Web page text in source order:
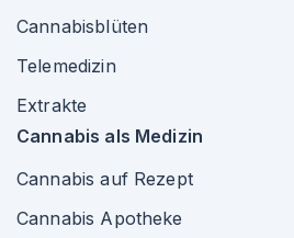
Cannabisblüten
Telemedizin
Extrakte
Cannabis als Medizin
Cannabis auf Rezept
Cannabis Apotheke